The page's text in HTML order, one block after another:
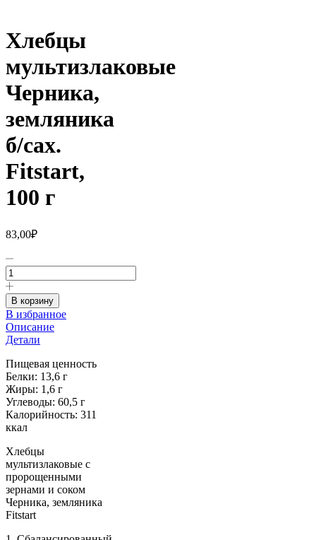
Хлебцы
мультизлаковые
Черника,
земляника
б/сах.
Fitstart,
100 г
83,00₽
Количество
Хлебцы
мультизлаковые
Черника,
земляника
б/
сах.
Fitstart,
100
г
В корзину
В избранное
Описание
Детали
Пищевая ценность
Белки: 13,6 г
Жиры: 1,6 г
Углеводы: 60,5 г
Калорийность: 311
ккал
Хлебцы
мультизлаковые с
пророщенными
зернами и соком
Черника, земляника
Fitstart